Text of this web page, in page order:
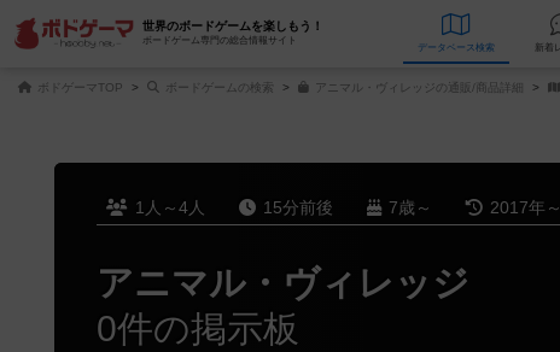
世界のボードゲームを楽しもう！
ボードゲーム専門の総合情報サイト
データベース 検索
ボドゲーマTOP ボードゲームの検索 アニマル・ヴィレッジの通販/商品詳細
1人～4人 15分前後 7歳～ 2017年～
アニマル・ヴィレッジ
0件の掲示板